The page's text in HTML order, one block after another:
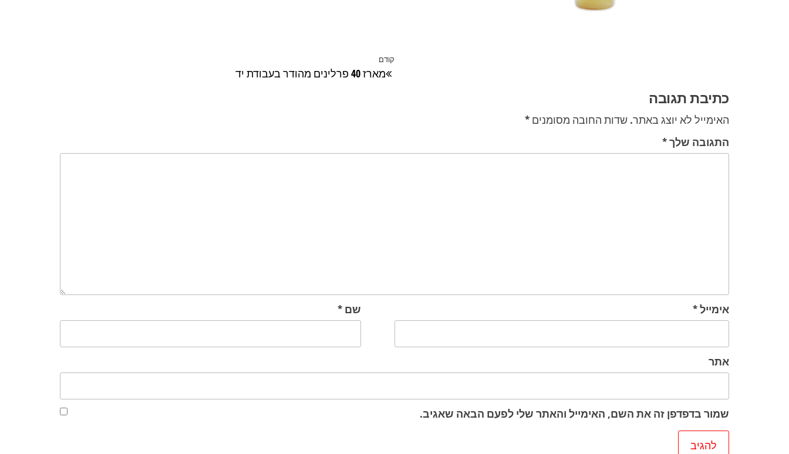
הפוסט
הקודם
קודם
מארז 40 פרלינים מהודר בעבודת יד
כתיבת תגובה
האימייל לא יוצג באתר. שדות החובה מסומנים *
התגובה שלך*
שם * אימייל*
אתר
שמור בדפדפן זה את השם, האימייל והאתר שלי לפעם הבאה שאגיב.